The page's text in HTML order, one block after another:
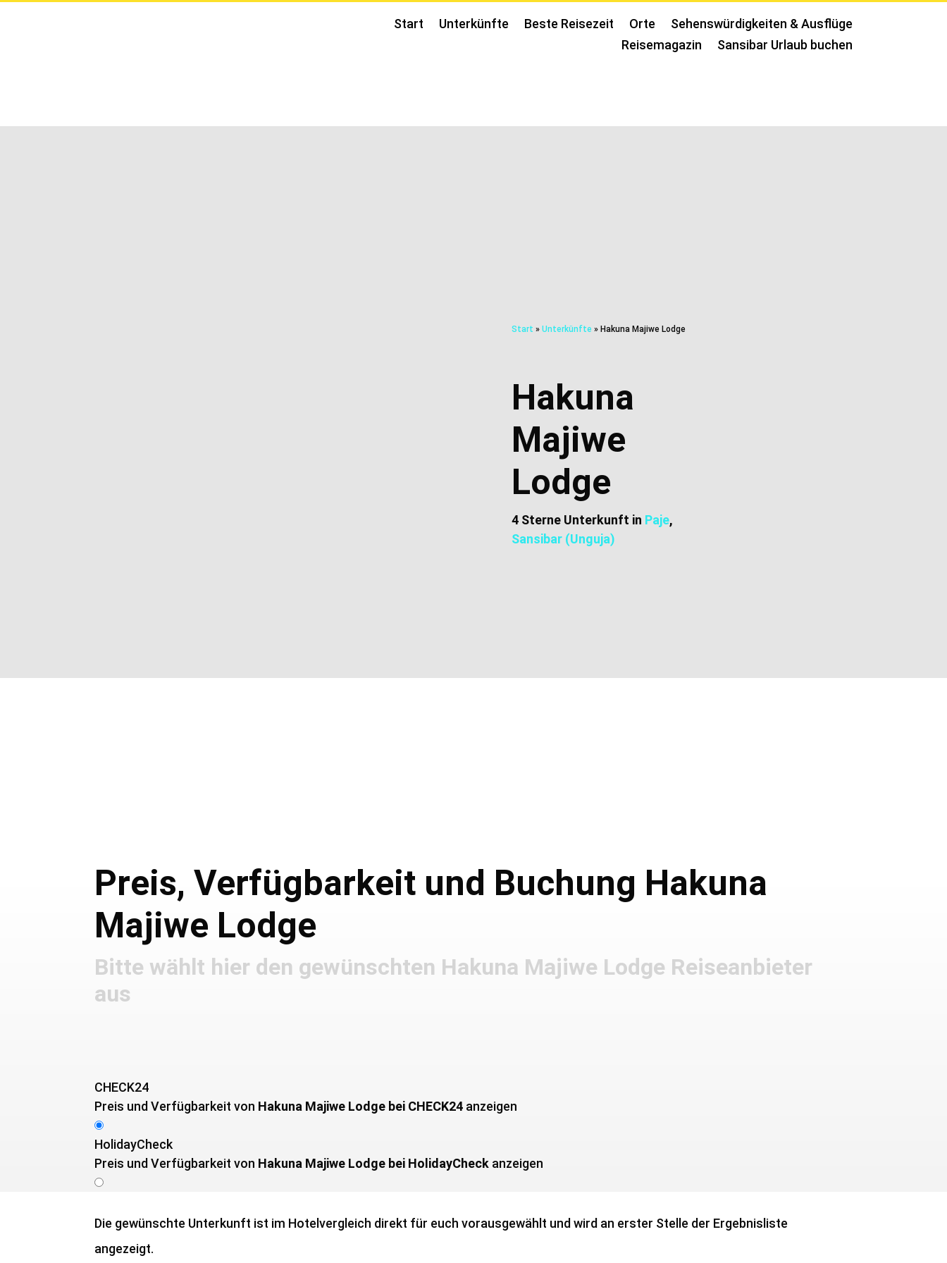
Start Unterkünfte Beste Reisezeit Orte
Sehenswürdigkeiten & Ausflüge
Reisemagazin
Sansibar Urlaub buchen
Start » Unterkünfte » Hakuna Majiwe Lodge
Hakuna
Majiwe
Lodge
4 Sterne Unterkunft in Paje,
Sansibar (Unguja)
Preis, Verfügbarkeit und Buchung Hakuna
Majiwe Lodge
Bitte wählt hier den gewünschten Hakuna Majiwe Lodge Reiseanbieter
aus
CHECK24
Preis und Verfügbarkeit von ­ Hakuna Majiwe Lodge bei CHECK24 anzeigen
HolidayCheck
Preis und Verfügbarkeit von ­ Hakuna Majiwe Lodge bei HolidayCheck anzeigen
Die gewünschte Unterkunft ist im Hotelvergleich direkt für euch vorausgewählt und wird an erster Stelle der Ergebnisliste
angezeigt.